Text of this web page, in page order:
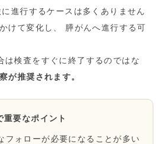
進行するケースは多くありません
けて変化し、 膵がんへ進行する可
は検査をすぐに終了するのではな
が推奨されます。
要なポイント
フォローが必要になることが多い